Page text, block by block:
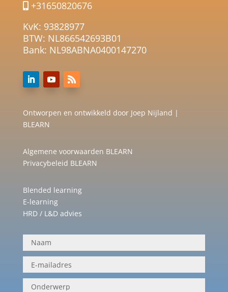
+31650820676
KvK: 93828977
BTW: NL866542693B01
Bank: NL98ABNA0400147270
Ontworpen en ontwikkeld door Joep Nijland |
BLEARN
Algemene voorwaarden BLEARN
Privacybeleid BLEARN
Blended learning
E-learning
HRD / L&D advies